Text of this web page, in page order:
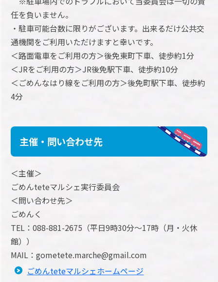
任を負いません。
・駐車可能台数に限りがございます。出来るだけ公共交
通機関をご利用いただけますと幸いです。
＜路面電車をご利用の方＞後免東町下車、徒歩約1分
＜JRをご利用の方＞JR後免駅下車、徒歩約10分
＜ごめんなはり線をご利用の方＞後免町駅下車、徒歩約
4分
主催・問い合わせ先
＜主催＞
ごめんteteマルシェ実行委員会
＜問い合わせ先＞
ごめんく
TEL：088-881-2675（平日9時30分～17時（月・火休
館））
MAIL：gometete.marche@gmail.com
ごめんteteマルシェホームページ